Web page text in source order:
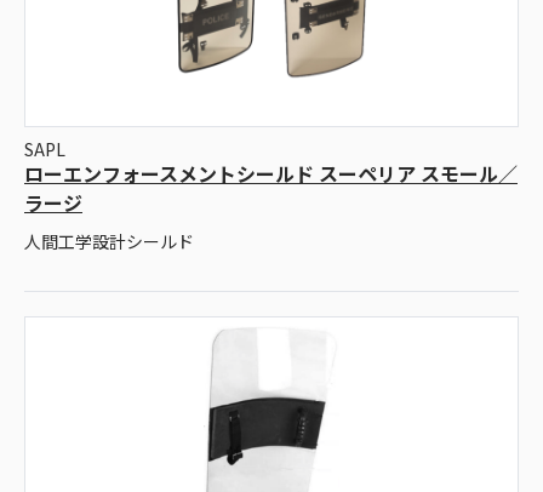
SAPL
ローエンフォースメントシールド スーペリア スモール／
ラージ
人間工学設計シールド